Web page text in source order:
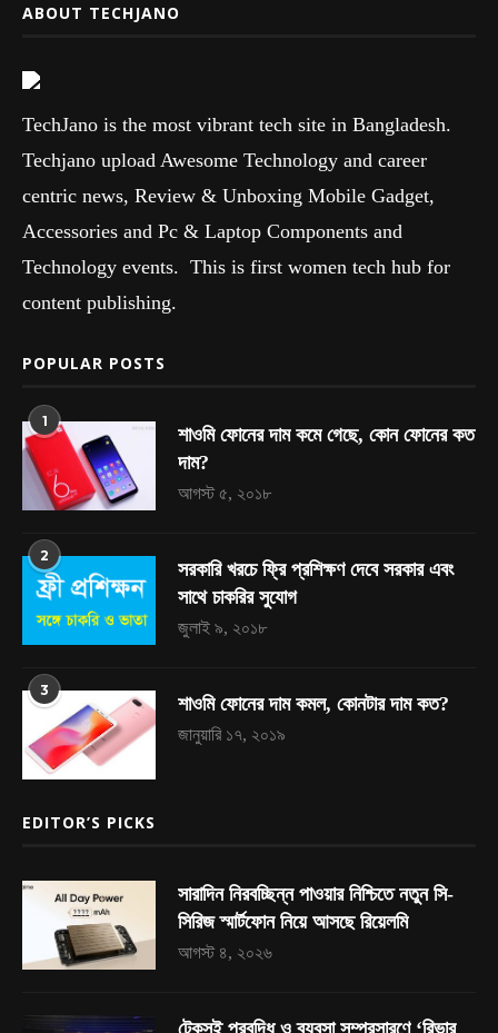
ABOUT TECHJANO
TechJano is the most vibrant tech site in Bangladesh.
Techjano upload Awesome Technology and career
centric news, Review & Unboxing Mobile Gadget,
Accessories and Pc & Laptop Components and
Technology events. This is first women tech hub for
content publishing.
POPULAR POSTS
1
শাওমি ফোনের দাম কমে গেছে, কোন ফোনের কত
দাম?
আগস্ট ৫, ২০১৮
2
সরকারি খরচে ফ্রি প্রশিক্ষণ দেবে সরকার এবং
সাথে চাকরির সুযোগ
জুলাই ৯, ২০১৮
3
শাওমি ফোনের দাম কমল, কোনটার দাম কত?
জানুয়ারি ১৭, ২০১৯
EDITOR’S PICKS
সারাদিন নিরবচ্ছিন্ন পাওয়ার নিশ্চিতে নতুন সি-
সিরিজ স্মার্টফোন নিয়ে আসছে রিয়েলমি
আগস্ট ৪, ২০২৬
টেকসই প্রবৃদ্ধি ও ব্যবসা সম্প্রসারণে ‘রিভার